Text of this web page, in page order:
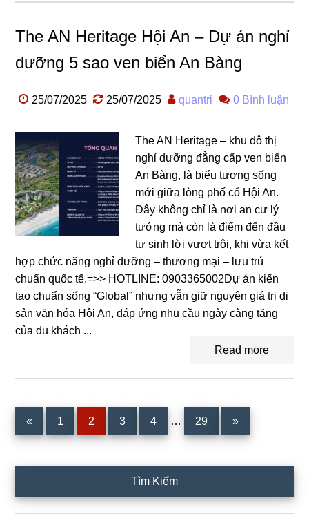
The AN Heritage Hội An – Dự án nghỉ
dưỡng 5 sao ven biển An Bàng
25/07/2025 25/07/2025 quantri 0 Bình luận
The AN Heritage – khu đô thị
nghỉ dưỡng đẳng cấp ven biển
An Bàng, là biểu tượng sống
mới giữa lòng phố cổ Hội An.
Đây không chỉ là nơi an cư lý
tưởng mà còn là điểm đến đầu
tư sinh lời vượt trội, khi vừa kết
hợp chức năng nghỉ dưỡng – thương mại – lưu trú
chuẩn quốc tế.=>> HOTLINE: 0903365002Dự án kiến
tạo chuẩn sống “Global” nhưng vẫn giữ nguyên giá trị di
sản văn hóa Hội An, đáp ứng nhu cầu ngày càng tăng
của du khách ...
Read more
« Page
1 Page
2 Page
3 Page
4
Interim
… Page
29 »
Sidebar
Tìm Kiếm